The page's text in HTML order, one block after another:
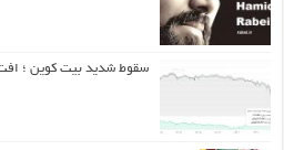
سقوط شدید بیت کوین ؛ افت ۱۵ درصدی اتریوم و